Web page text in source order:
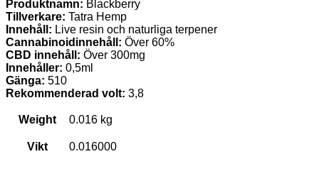
Produktnamn: Blackberry
Tillverkare: Tatra Hemp
Innehåll: Live resin och naturliga terpener
Cannabinoidinnehåll: Över 60%
CBD innehåll: Över 300mg
Innehåller: 0,5ml
Gänga: 510
Rekommenderad volt: 3,8
Weight 0.016 kg
Vikt 0.016000